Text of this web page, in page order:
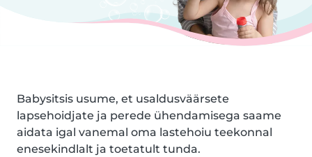
Babysitsis usume, et usaldusväärsete
lapsehoidjate ja perede ühendamisega saame
aidata igal vanemal oma lastehoiu teekonnal
enesekindlalt ja toetatult tunda.